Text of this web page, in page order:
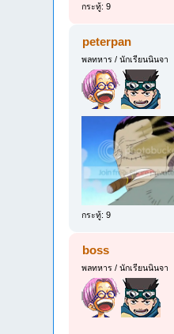
กระทู้: 9
peterpan
พลทหาร / นักเรียนนินจา
กระทู้: 9
boss
พลทหาร / นักเรียนนินจา